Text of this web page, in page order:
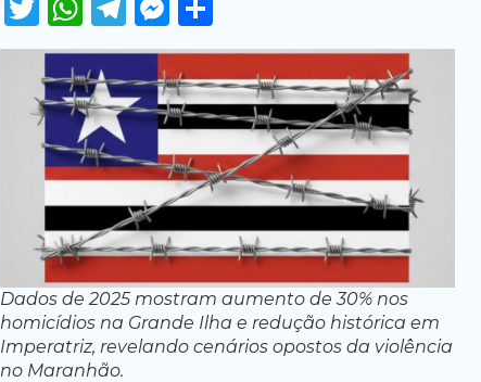
Dados de 2025 mostram aumento de 30% nos
homicídios na Grande Ilha e redução histórica em
Imperatriz, revelando cenários opostos da violência
no Maranhão.